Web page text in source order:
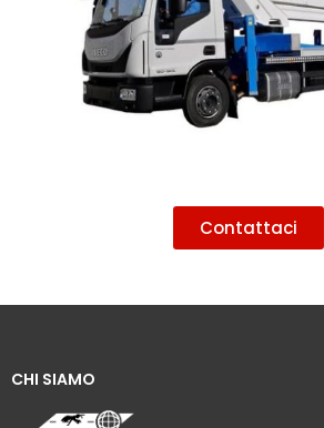
Contattaci
CHI SIAMO